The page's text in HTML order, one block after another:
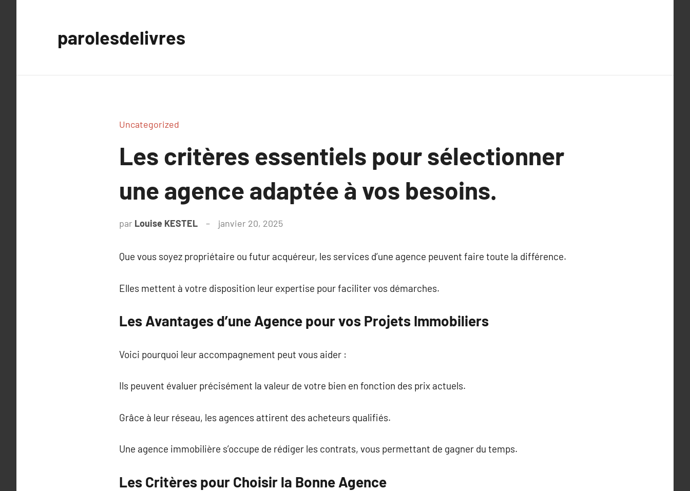
parolesdelivres
Uncategorized
Les critères essentiels pour sélectionner
une agence adaptée à vos besoins.
par Louise KESTEL janvier 20, 2025
Que vous soyez propriétaire ou futur acquéreur, les services d’une agence peuvent faire toute la différence.
Elles mettent à votre disposition leur expertise pour faciliter vos démarches.
Les Avantages d’une Agence pour vos Projets Immobiliers
Voici pourquoi leur accompagnement peut vous aider :
Ils peuvent évaluer précisément la valeur de votre bien en fonction des prix actuels.
Grâce à leur réseau, les agences attirent des acheteurs qualifiés.
Une agence immobilière s’occupe de rédiger les contrats, vous permettant de gagner du temps.
Les Critères pour Choisir la Bonne Agence